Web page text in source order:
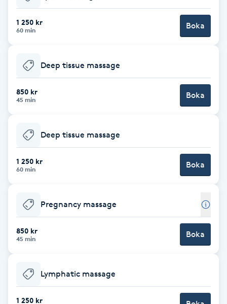
Babylights
Balayage
Barber
Barnklippning
BIAB
Blowout
Bottenfärg
Brynfärgning
1 250 kr
60 min Boka
Deep tissue massage
850 kr
45 min Boka
Deep tissue massage
1 250 kr
60 min Boka
Pregnancy massage
850 kr
45 min Boka
Lymphatic massage
1 250 kr